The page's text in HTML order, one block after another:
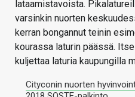
lataamistavoista.
varsinkin nuorten
kerran bongannut teinin
kourassa laturin päässä.
kuljettaa laturia kaupungilla
Cityconin nuorten